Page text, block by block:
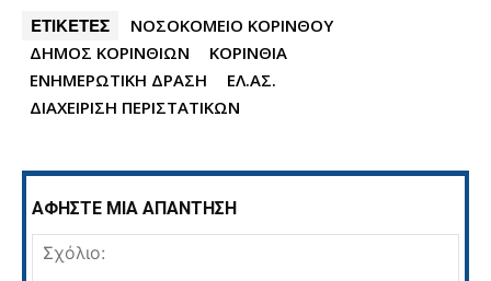
ΕΤΙΚΕΤΕΣ
ΝΟΣΟΚΟΜΕΙΟ ΚΟΡΙΝΘΟΥ
ΔΗΜΟΣ ΚΟΡΙΝΘΙΩΝ
ΚΟΡΙΝΘΙΑ
ΕΝΗΜΕΡΩΤΙΚΗ ΔΡΑΣΗ
ΕΛ.ΑΣ.
ΔΙΑΧΕΙΡΙΣΗ ΠΕΡΙΣΤΑΤΙΚΩΝ
ΑΦΗΣΤΕ ΜΙΑ ΑΠΑΝΤΗΣΗ